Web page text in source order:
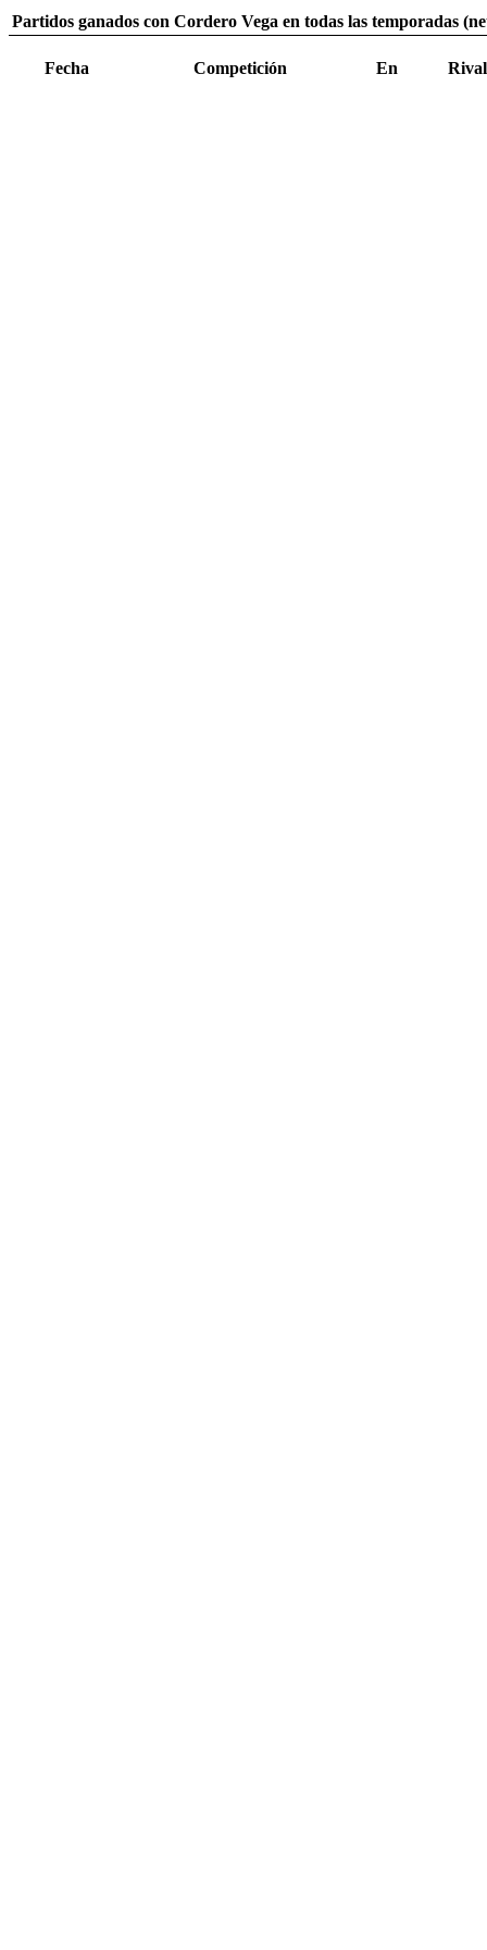
Partidos ganados con Cordero Vega en todas las temporadas
Fecha Competición En Rival